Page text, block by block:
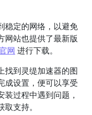
稳定的网络，以避免
网站也提供了最新版
网 进行下载。
找到灵缇加速器的图
成设置，便可以享受
过程中遇到问题，
支持。